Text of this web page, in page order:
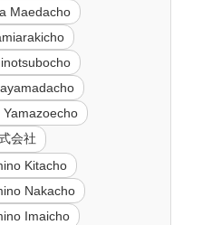
Maedacho
会社
Kitacho
Nakacho
Imaicho